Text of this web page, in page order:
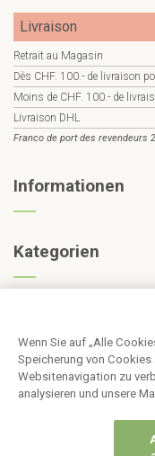
Livraison
Retrait au Magasin
Dès CHF. 100.- de livraison
Moins de CHF. 100.- de
Livraison DHL
Franco de port des revendeurs
Informationen
Kategorien
Abonnieren Sie
Wenn Sie auf „Alle
Speicherung von Cookies
Websitenavigation zu
analysieren und unsere